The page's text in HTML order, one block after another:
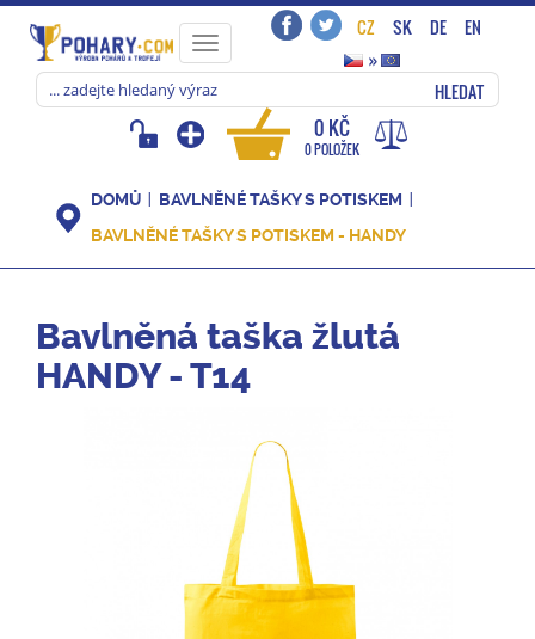
Toggle
navigation
CZ SK DE
EN
»
HLEDAT
0 KČ
0 POLOŽEK
DOMŮ
BAVLNĚNÉ TAŠKY S POTISKEM
BAVLNĚNÉ TAŠKY S POTISKEM - HANDY
Bavlněná taška žlutá
HANDY - T14